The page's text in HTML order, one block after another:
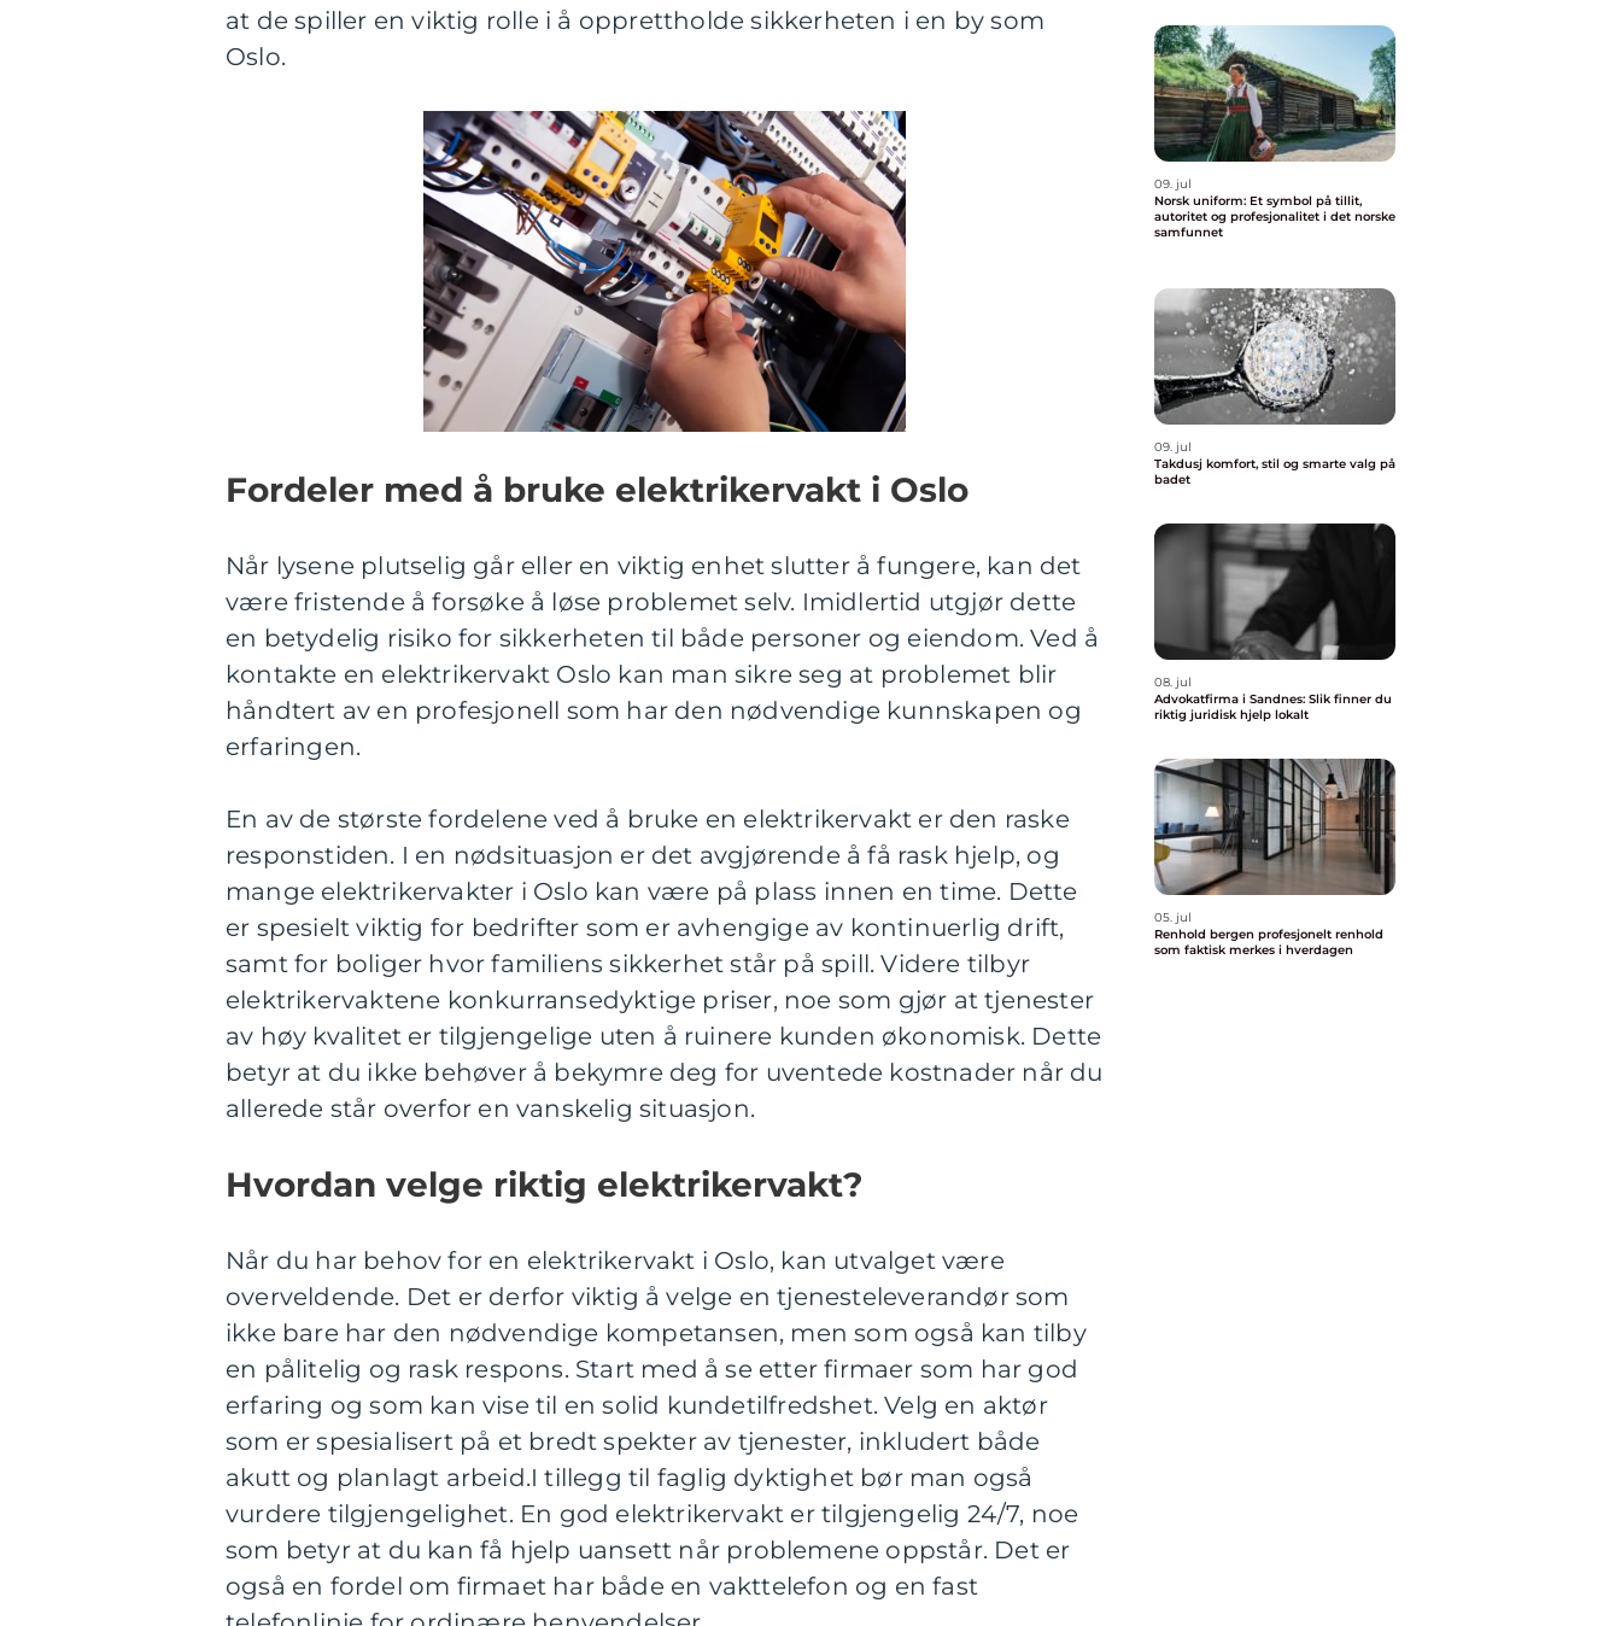
at de spiller en viktig rolle i å opprettholde sikkerheten i en by som
Oslo.
Fordeler med å bruke elektrikervakt i Oslo
Når lysene plutselig går eller en viktig enhet slutter å fungere, kan det
være fristende å forsøke å løse problemet selv. Imidlertid utgjør dette
en betydelig risiko for sikkerheten til både personer og eiendom. Ved å
kontakte en elektrikervakt Oslo kan man sikre seg at problemet blir
håndtert av en profesjonell som har den nødvendige kunnskapen og
erfaringen.
En av de største fordelene ved å bruke en elektrikervakt er den raske
responstiden. I en nødsituasjon er det avgjørende å få rask hjelp, og
mange elektrikervakter i Oslo kan være på plass innen en time. Dette
er spesielt viktig for bedrifter som er avhengige av kontinuerlig drift,
samt for boliger hvor familiens sikkerhet står på spill. Videre tilbyr
elektrikervaktene konkurransedyktige priser, noe som gjør at tjenester
av høy kvalitet er tilgjengelige uten å ruinere kunden økonomisk. Dette
betyr at du ikke behøver å bekymre deg for uventede kostnader når du
allerede står overfor en vanskelig situasjon.
Hvordan velge riktig elektrikervakt?
Når du har behov for en elektrikervakt i Oslo, kan utvalget være
overveldende. Det er derfor viktig å velge en tjenesteleverandør som
ikke bare har den nødvendige kompetansen, men som også kan tilby
en pålitelig og rask respons. Start med å se etter firmaer som har god
erfaring og som kan vise til en solid kundetilfredshet. Velg en aktør
som er spesialisert på et bredt spekter av tjenester, inkludert både
akutt og planlagt arbeid.I tillegg til faglig dyktighet bør man også
vurdere tilgjengelighet. En god elektrikervakt er tilgjengelig 24/7, noe
som betyr at du kan få hjelp uansett når problemene oppstår. Det er
også en fordel om firmaet har både en vakttelefon og en fast
09. jul
Norsk uniform: Et symbol på tillit,
autoritet og profesjonalitet i det norske
samfunnet
09. jul
Takdusj komfort, stil og smarte valg på
badet
08. jul
Advokatfirma i Sandnes: Slik finner du
riktig juridisk hjelp lokalt
05. jul
Renhold bergen profesjonelt renhold
som faktisk merkes i hverdagen